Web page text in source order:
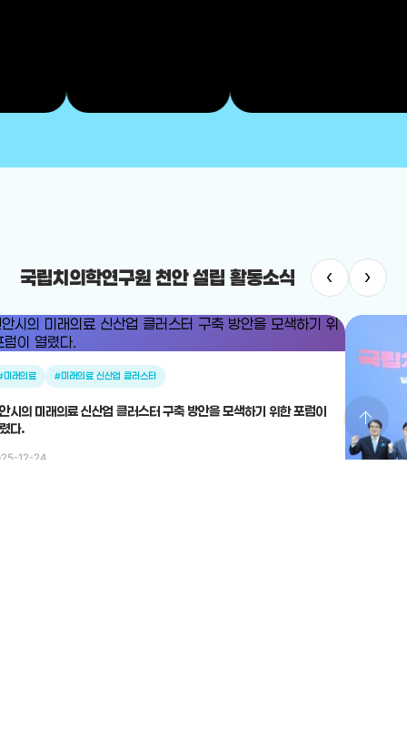
국립치의학연구원 천안 설립 활동소식 ‹ ›
미래의료 #미래의료 신산업 클러스터
시의 미래의료 신산업 클러스터 구축 방안을 모색하기 위한 포럼이
다.
12-24
arrow_upward